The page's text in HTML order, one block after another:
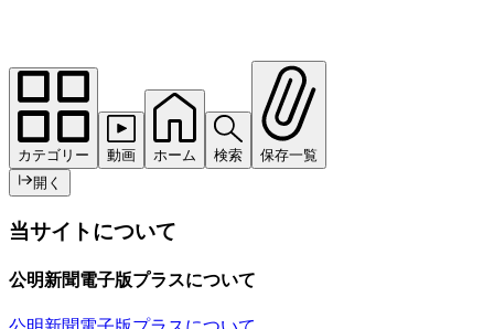
カテゴリー 動画 ホーム 検索
保存一覧
開く
当サイトについて
公明新聞電子版プラスについて